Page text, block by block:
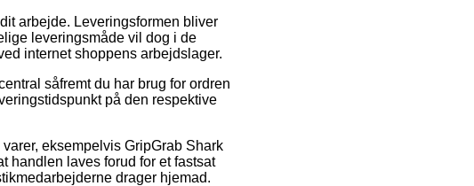
arbejde. Leveringsformen bliver
leveringsmåde vil dog i de
internet shoppens arbejdslager.
såfremt du har brug for ordren
på den respektive
eksempelvis GripGrab Shark
handlen laves forud for et fastsat
drager hjemad.